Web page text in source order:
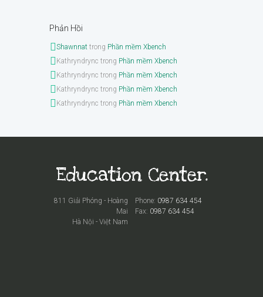
Phản Hồi
Shawnnat trong Phần mềm Xbench
Kathryndrync trong Phần mềm Xbench
Kathryndrync trong Phần mềm Xbench
Kathryndrync trong Phần mềm Xbench
Kathryndrync trong Phần mềm Xbench
Phone: 0987 634 454
Fax: 0987 634 454
811 Giải Phóng - Hoàng
Mai
Hà Nội - Việt Nam